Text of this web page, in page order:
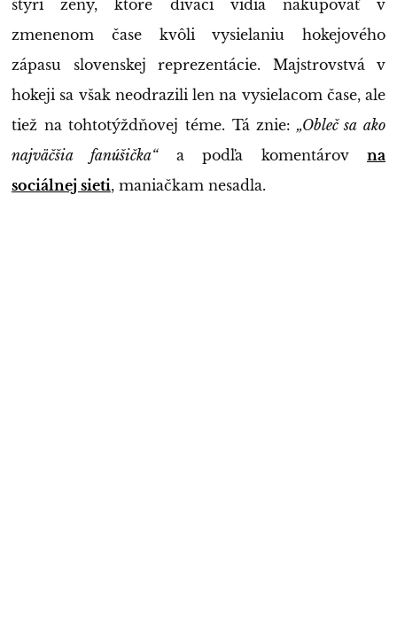
štyri ženy, ktoré diváci vidia nakupovať v
zmenenom čase kvôli vysielaniu hokejového
zápasu slovenskej reprezentácie. Majstrovstvá v
hokeji sa však neodrazili len na vysielacom čase, ale
tiež na tohtotýždňovej téme. Tá znie: „Obleč sa ako
najväčšia fanúšička“a podľa komentárovna
sociálnej sieti, maniačkam nesadla.